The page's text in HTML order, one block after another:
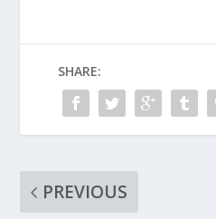
SHARE:
PREVIOUS